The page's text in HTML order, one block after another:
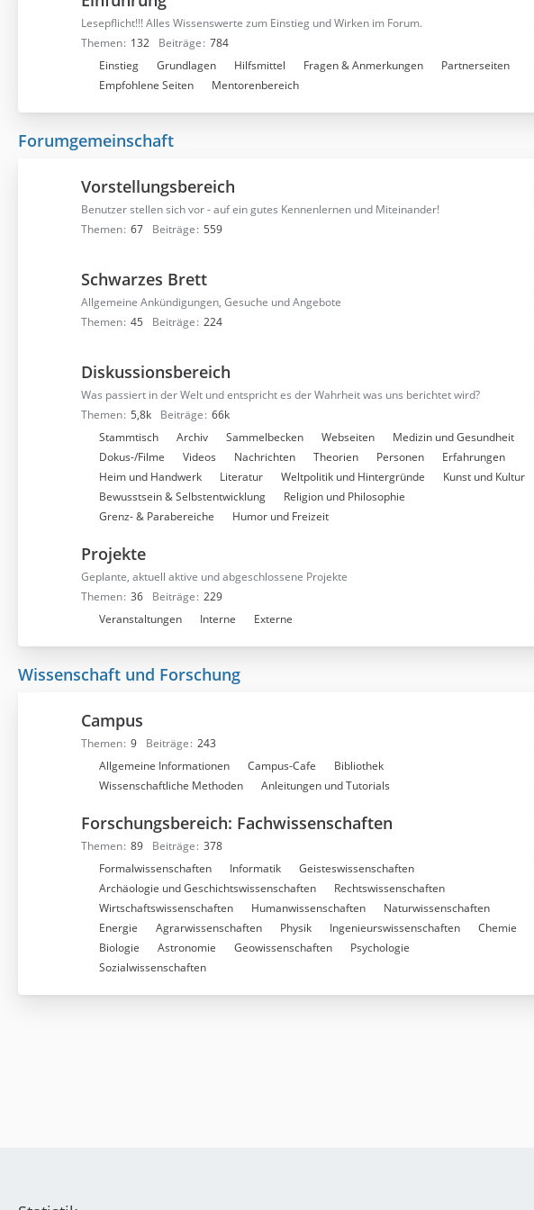
Lesepflicht!!! Alles Wissenswerte zum Einstieg und Wirken im Forum.
Themen 132 Beiträge 784
r
o
r
e
Einstieg Grundlagen Hilfsmittel Fragen & Anmerkungen
Partnerseiten
Empfohlene Seiten
Mentorenbereich
Forumgemeinschaft
Vorstellungsbereich
Benutzer stellen sich vor - auf ein gutes Kennenlernen und Miteinander!
Themen 67 Beiträge 559
Schwarzes Brett
Allgemeine Ankündigungen, Gesuche und Angebote
Themen 45 Beiträge 224
Diskussionsbereich
Was passiert in der Welt und entspricht es der Wahrheit was uns berichtet wird?
Themen 5,8k Beiträge 66k
o
r
e
Stammtisch Archiv Sammelbecken Webseiten
Medizin und Gesundheit
Dokus-/Filme
Videos Nachrichten Theorien Personen
Erfahrungen
Heim und Handwerk
Literatur Weltpolitik und Hintergründe
Kunst und Kultur
Bewusstsein & Selbstentwicklung
Religion und Philosophie
Grenz- & Parabereiche
Humor und Freizeit
Projekte
Geplante, aktuell aktive und abgeschlossene Projekte
Themen 36 Beiträge 229
e
f
o
Veranstaltungen Interne Externe
Wissenschaft und Forschung
Campus
Themen 9 Beiträge 243
e
r
Allgemeine Informationen Campus-Cafe
Bibliothek
Wissenschaftliche Methoden
Anleitungen und Tutorials
Forschungsbereich: Fachwissenschaften
Themen 89 Beiträge 378
Formalwissenschaften Informatik
Geisteswissenschaften
Archäologie und Geschichtswissenschaften
Rechtswissenschaften
Wirtschaftswissenschaften
Humanwissenschaften
Naturwissenschaften
Energie
Agrarwissenschaften Physik Ingenieurswissenschaften
Chemie
Biologie
Astronomie Geowissenschaften
Psychologie
Sozialwissenschaften